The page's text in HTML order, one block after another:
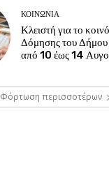
ΚΟΙΝΩΝΊΑ
Κλειστή για το
Δόμησης του
από 10 έως 14
Φόρτωση περισσοτέρων